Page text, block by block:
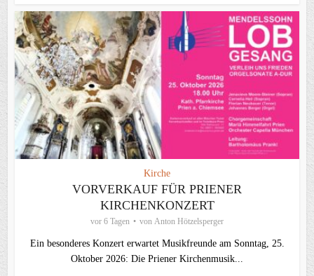
Kirche
VORVERKAUF FÜR PRIENER
KIRCHENKONZERT
vor 6 Tagen von Anton Hötzelsperger
Ein besonderes Konzert erwartet Musikfreunde am Sonntag, 25.
Oktober 2026: Die Priener Kirchenmusik...